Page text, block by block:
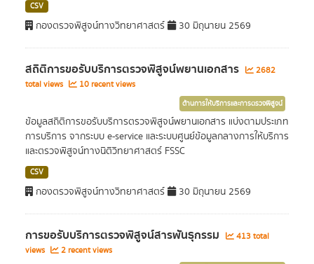
CSV
กองตรวจพิสูจน์ทางวิทยาศาสตร์ 30 มิถุนายน 2569
สถิติการขอรับบริการตรวจพิสูจน์พยานเอกสาร
2682
total views
10 recent views
ด้านการให้บริการและการตรวจพิสูจน์
ข้อมูลสถิติการขอรับบริการตรวจพิสูจน์พยานเอกสาร แบ่งตามประเภท
การบริการ จากระบบ e-service และระบบศูนย์ข้อมูลกลางการให้บริการ
และตรวจพิสูจน์ทางนิติวิทยาศาสตร์ FSSC
CSV
กองตรวจพิสูจน์ทางวิทยาศาสตร์ 30 มิถุนายน 2569
การขอรับบริการตรวจพิสูจน์สารพันธุกรรม
413 total
views
2 recent views